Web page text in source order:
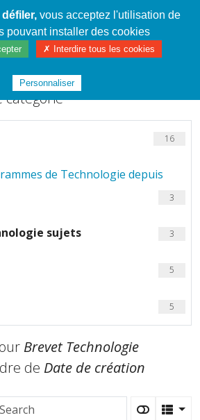
fichiers
catégorie
16
de Technologie depuis
3
sujets 3
5
5
Brevet Technologie
de Date de création
vous acceptez l'utilisation de
pouvant installer des cookies
✗ Interdire tous les cookies
Personnaliser